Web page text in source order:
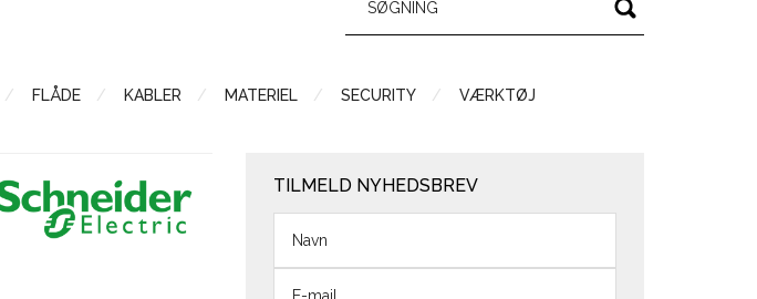
FLÅDE KABLER MATERIEL SECURITY VÆRKTØJ
TILMELD NYHEDSBREV